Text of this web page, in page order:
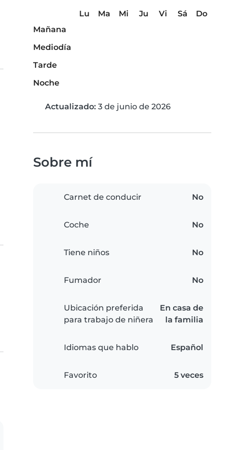
Lu Ma Mi Ju Vi Sá
Do
Mañana
Mediodía
Tarde
Noche
Actualizado: 3 de junio de 2026
Sobre mí
Carnet de conducir No
Coche No
Tiene niños No
Fumador No
Ubicación preferida
para trabajo de niñera
En casa de
la familia
Idiomas que hablo Español
Favorito 5 veces